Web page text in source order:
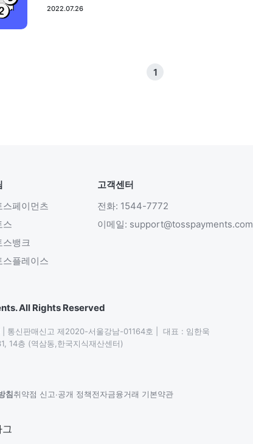
2022.07.26
1
스페이먼츠
스
스뱅크
스플레이스
고객센터
전화: 1544-7772
이메일: support@tosspayments.com
All Rights Reserved
통신판매신고 제2020-서울강남-01164호 |  대표 : 임한욱
14층 (역삼동,한국지식재산센터)
침취약점 신고∙공개 정책전자금융거래 기본약관